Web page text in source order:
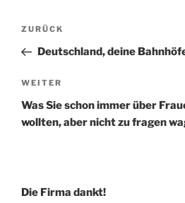
Beitragsnavigation
Vorheriger
Beitrag
ZURÜCK
Deutschland, deine
Nächster
Beitrag
WEITER
Was Sie schon immer über
wollten, aber nicht zu fragen
Die Firma dankt!